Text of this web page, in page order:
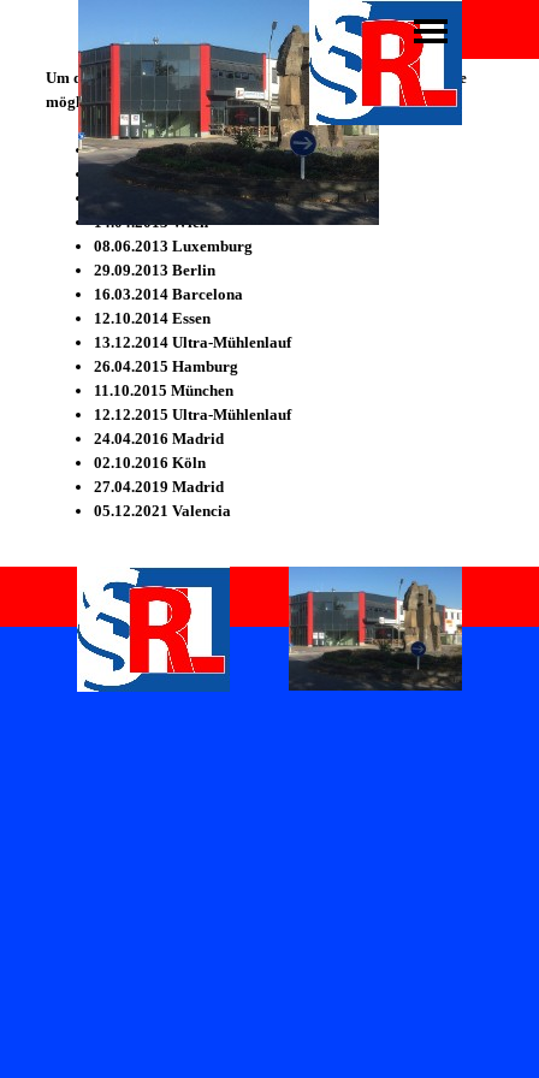
Um die körperliche und geistige Belastbarkeit möglichst lange
möglichst hoch zu halten, bedarf es des Ausgleichs.
29.04.2012 Düsseldorf
30.09.2012 Berlin
08.12.2012 Georgsmarienhütte
14.04.2013 Wien
08.06.2013 Luxemburg
29.09.2013 Berlin
16.03.2014 Barcelona
12.10.2014 Essen
13.12.2014 Ultra-Mühlenlauf
26.04.2015 Hamburg
11.10.2015 München
12.12.2015 Ultra-Mühlenlauf
24.04.2016 Madrid
02.10.2016 Köln
27.04.2019 Madrid
05.12.2021 Valencia